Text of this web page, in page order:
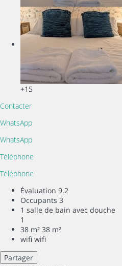
+15
Contacter
WhatsApp
WhatsApp
Téléphone
Téléphone
Évaluation 9.2
Occupants 3
1 salle de bain avec douche
1
38 m² 38 m²
wifi wifi
Partager